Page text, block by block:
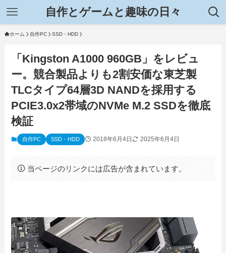
自作とゲームと趣味の日々
ホーム 自作PC SSD・HDD
「Kingston A1000 960GB」をレビュ
ー。競合製品よりも2割安価な東芝製
TLCタイプ64層3D NANDを採用する
PCIE3.0x2帯域のNVMe M.2 SSDを徹底
検証
自作PC SSD・HDD 2018年6月4日 2025年6月4日
当ページのリンクには広告が含まれています。